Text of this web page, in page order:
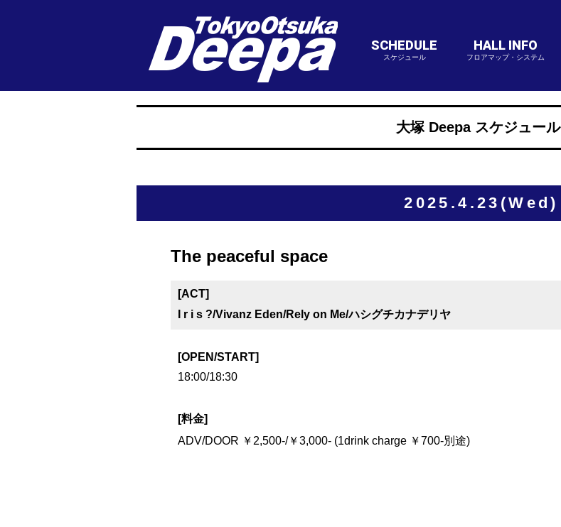
SCHEDULE
スケジュール
HALL INFO
フロアマップ・システム
大塚 Deepa スケジュール
2025.4.23(Wed)
The peaceful space
[ACT]
I r i s ?/Vivanz Eden/Rely on Me/ハシグチカナデリヤ
[OPEN/START]
18:00/18:30
[料金]
ADV/DOOR ￥2,500-/￥3,000- (1drink charge ￥700-別途)